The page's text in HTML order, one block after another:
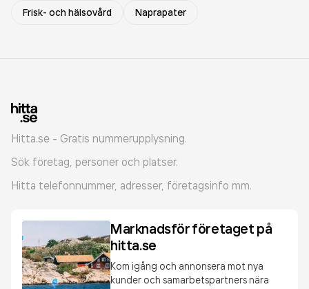
Frisk- och hälsovård Naprapater
Hitta.se - Gratis nummerupplysning.
Sök företag, personer och platser.
Hitta telefonnummer, adresser, företagsinfo mm.
Marknadsför företaget på
hitta.se
Kom igång och annonsera mot nya
kunder och samarbetspartners nära